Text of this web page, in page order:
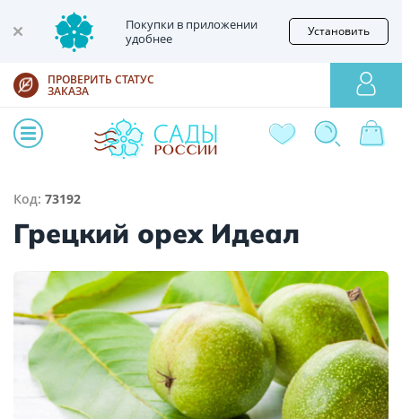
Покупки в приложении
удобнее
Установить
ПРОВЕРИТЬ СТАТУС
ЗАКАЗА
Код: 73192
Грецкий орех Идеал